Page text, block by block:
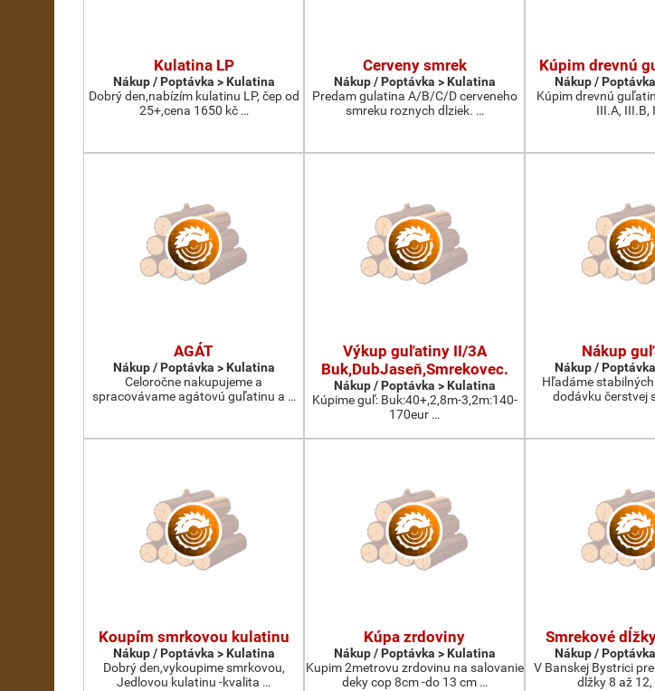
Kulatina LP
Nákup / Poptávka > Kulatina
Dobrý den,nabízím kulatinu LP, čep od
25+,cena 1650 kč …
Cerveny smrek
Nákup / Poptávka > Kulatina
Predam gulatina A/B/C/D cerveneho
smreku roznych dlziek. …
Kúpim drevnú
Nákup /
Kúpim drevnú
III.A, III.B,
AGÁT
Nákup / Poptávka > Kulatina
Celoročne nakupujeme a
spracovávame agátovú guľatinu a …
Výkup guľatiny II/3A
Buk,DubJaseň,Smrekovec.
Nákup / Poptávka > Kulatina
Kúpime guľ: Buk:40+,2,8m-3,2m:140-
170eur …
Nákup
Nákup /
Hľadáme
dodávku čerstvej
Koupím smrkovou kulatinu
Nákup / Poptávka > Kulatina
Dobrý den,vykoupime smrkovou,
Jedlovou kulatinu -kvalita …
Kúpa zrdoviny
Nákup / Poptávka > Kulatina
Kupim 2metrovu zrdovinu na salovanie
deky cop 8cm -do 13 cm …
Smrekové
Nákup /
V Banskej Bystrici
dĺžky 8 až 12,